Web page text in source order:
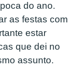
do ano.
as festas com
estar
que dei no
assunto.